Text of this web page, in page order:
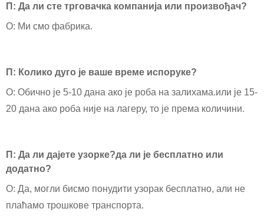
П: Да ли сте трговачка компанија или произвођач?
О: Ми смо фабрика.
П: Колико дуго је ваше време испоруке?
О: Обично је 5-10 дана ако је роба на залихама.или је 15-
20 дана ако роба није на лагеру, то је према количини.
П: Да ли дајете узорке?да ли је бесплатно или
додатно?
О: Да, могли бисмо понудити узорак бесплатно, али не
плаћамо трошкове транспорта.